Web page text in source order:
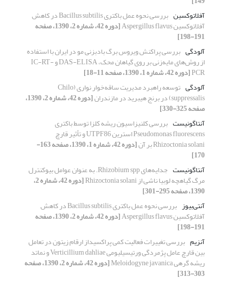
آفلاتوکسین
بررسی نحوه عمل باکتری Bacillus subtilis در کاهش
آفلاتوکسین Aspergillus flavus [دوره 42، شماره 2، 1390، صفحه
191-198]
آلودگی بررسی پراکنش ویروس برگ بادبزنی مو در ایران با استفاده
از روش‌های مایه‌زنی بر روی گیاهان محک، DAS-ELISA و IC-RT-
PCR[دوره 42، شماره 1، 1390، صفحه 11-18]
آلودگی
توسعه راهبرد مدیریت ساقه‌خوار نواری (Chilo
suppressalis) در برنج هیبرید در مازندران [دوره 42، شماره 2، 1390،
صفحه 325-330]
آنتاگونیست بررسی کلنیزاسیون ریشه کلزا توسط باکتری
Pseudomonas fluorescens استرین UTPF86 و تأثیر قارچ
Rhizoctonia solani بر آن [دوره 42، شماره 1، 1390، صفحه 163-
170]
آنتاگونیست
جدایه‌های Rhizobium spp. به عنوان عوامل بیوکنترل
مرگ گیاهچه لوبیا ناشی از Rhizoctonia solani [دوره 42، شماره 2،
1390، صفحه 295-301]
آنتی‌بیوز
بررسی نحوه عمل باکتری Bacillus subtilis در کاهش
آفلاتوکسین Aspergillus flavus [دوره 42، شماره 2، 1390، صفحه
191-198]
آنزیم بررسی تغییرات فعالیت کمی پراکسیداز ارقام زیتون در تعامل
بین قارچ عامل پژمردگی ورتیسیلیومی Verticillium dahliae و نماتد
ریشه گرهی Meloidogyne javanica [دوره 42، شماره 2، 1390، صفحه
303-313]